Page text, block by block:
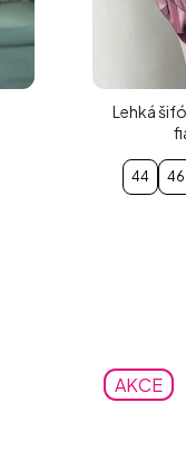
Lehká
44 46
AKCE